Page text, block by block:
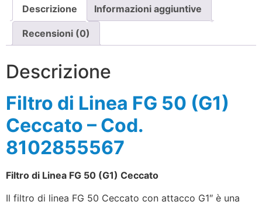
Descrizione Informazioni aggiuntive
Recensioni (0)
Descrizione
Filtro di Linea FG 50 (G1)
Ceccato – Cod.
8102855567
Filtro di Linea FG 50 (G1) Ceccato
Il filtro di linea FG 50 Ceccato con attacco G1″ è una